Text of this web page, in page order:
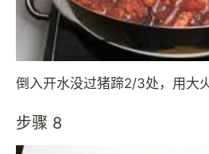
倒入开水没过猪蹄2/3处，用大
步骤 8